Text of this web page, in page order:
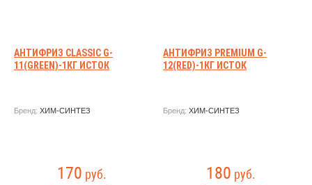
АНТИФРИЗ CLASSIC G-
11(GREEN)-1КГ ИСТОК
Бренд: ХИМ-СИНТЕЗ
170 руб.
АНТИФРИЗ PREMIUM G-
12(RED)-1КГ ИСТОК
Бренд: ХИМ-СИНТЕЗ
180 руб.